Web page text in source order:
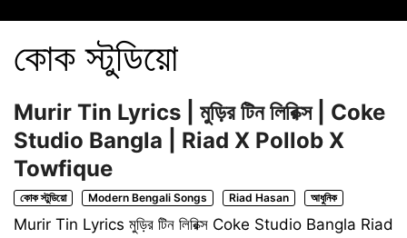
কোক স্টুডিয়ো
Murir Tin Lyrics | মুড়ির টিন লিরিক্স | Coke
Studio Bangla | Riad X Pollob X
Towfique
কোক স্টুডিয়ো Modern Bengali Songs Riad Hasan আধুনিক
Murir Tin Lyrics মুড়ির টিন লিরিক্স Coke Studio Bangla Riad